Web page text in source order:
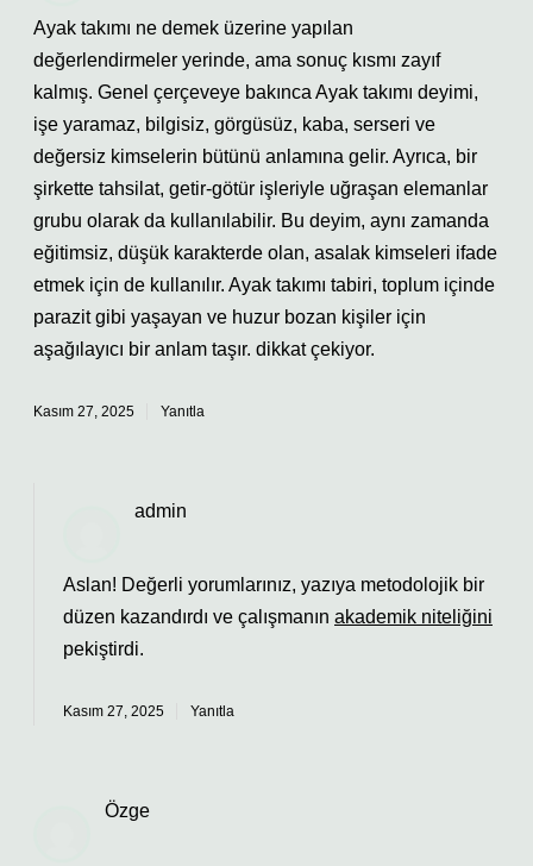
Ayak takımı ne demek üzerine yapılan
değerlendirmeler yerinde, ama sonuç kısmı zayıf
kalmış. Genel çerçeveye bakınca Ayak takımı deyimi,
işe yaramaz, bilgisiz, görgüsüz, kaba, serseri ve
değersiz kimselerin bütünü anlamına gelir. Ayrıca, bir
şirkette tahsilat, getir-götür işleriyle uğraşan elemanlar
grubu olarak da kullanılabilir. Bu deyim, aynı zamanda
eğitimsiz, düşük karakterde olan, asalak kimseleri ifade
etmek için de kullanılır. Ayak takımı tabiri, toplum içinde
parazit gibi yaşayan ve huzur bozan kişiler için
aşağılayıcı bir anlam taşır. dikkat çekiyor.
Kasım 27, 2025 Yanıtla
admin
Aslan! Değerli yorumlarınız, yazıya metodolojik bir
düzen kazandırdı ve çalışmanın akademik niteliğini
pekiştirdi.
Kasım 27, 2025 Yanıtla
Özge